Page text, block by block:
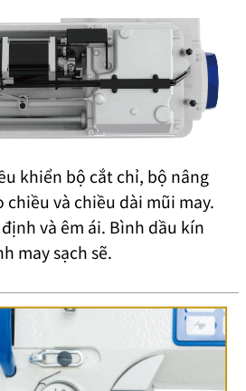
khiển bộ cắt chỉ, bộ nâng
chiều và chiều dài mũi may.
và êm ái. Bình dầu kín
may sạch sẽ.